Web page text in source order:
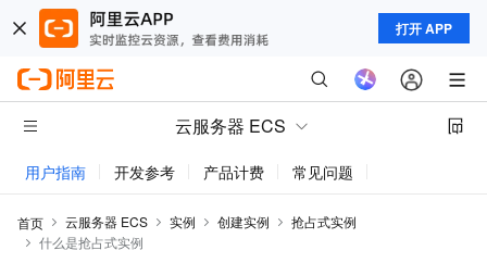
打开 APP
云服务器 ECS
用户指南 开发参考 产品计费 常见问题
首页 云服务器 ECS 实例 创建实例
抢占式实例
什么是抢占式实例